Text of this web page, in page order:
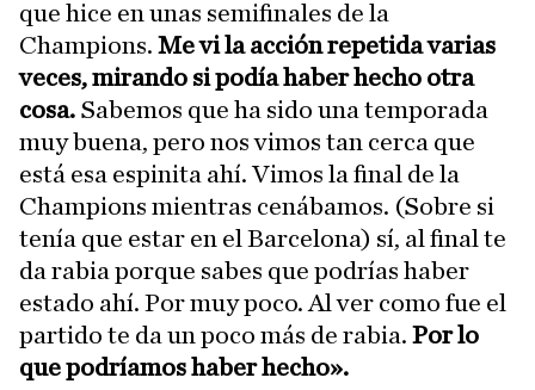
que hice en unas semifinales de la
Champions. Me vi la acción repetida varias
veces, mirando si podía haber hecho otra
cosa. Sabemos que ha sido una temporada
muy buena, pero nos vimos tan cerca que
está esa espinita ahí. Vimos la final de la
Champions mientras cenábamos. (Sobre si
tenía que estar en el Barcelona) sí, al final te
da rabia porque sabes que podrías haber
estado ahí. Por muy poco. Al ver como fue el
partido te da un poco más de rabia. Por lo
que podríamos haber hecho».